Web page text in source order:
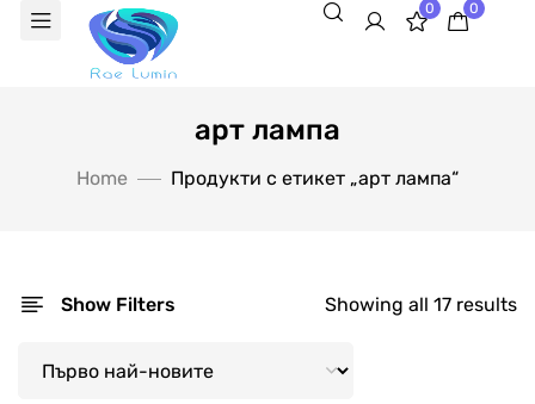
0 0
арт лампа
Home Продукти с етикет „арт лампа“
Show Filters Showing all 17 results